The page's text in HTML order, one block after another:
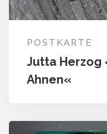
POSTKARTE
Jutta Herzog
Ahnen«